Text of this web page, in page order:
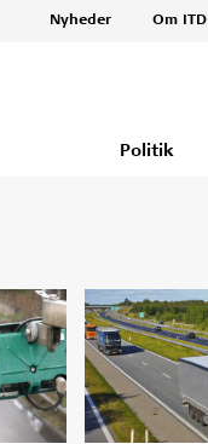
Nyheder Om ITD
Politik